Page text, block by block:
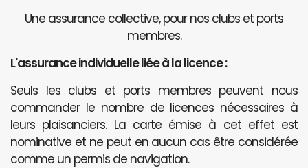
Une assurance collective, pour nos clubs et ports
membres.
L'assurance individuelle liée à la licence :
Seuls les clubs et ports membres peuvent nous
commander le nombre de licences nécessaires à
leurs plaisanciers. La carte émise à cet effet est
nominative et ne peut en aucun cas être considérée
comme un permis de navigation.